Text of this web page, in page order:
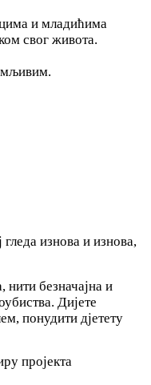
и младићима
свог живота.
изнова и изнова,
нити безначајна и
Дијете
понудити дјетету
пројекта